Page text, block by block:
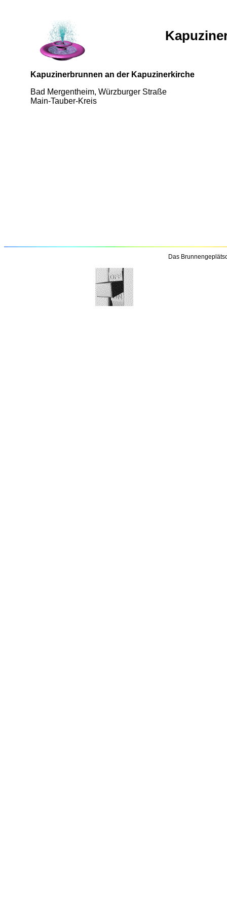
Kapuzinerbrunnen an der Kapuzinerkirche
Bad Mergentheim, Würzburger Straße
Main-Tauber-Kreis
Das